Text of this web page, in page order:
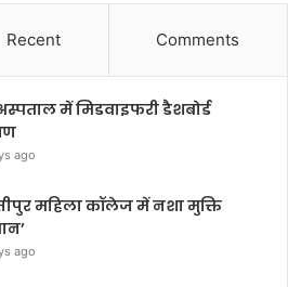
Recent Comments
में मिडवाइफरी डैशबोर्ड
ago
महिला कॉलेज में नशा मुक्ति
ago